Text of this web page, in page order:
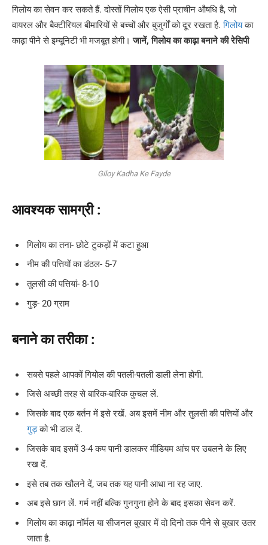
गिलोय का सेवन कर सकते हैं. दोस्तों गिलोय एक ऐसी प्राचीन औषधि है, जो
वायरल और बैक्टीरियल बीमारियों से बच्चों और बुजुर्गों को दूर रखता है.गिलोयका
काढ़ा पीने से इम्यूनिटी भी मजबूत होगी।जानें, गिलोय का काढ़ा बनाने की रेसिपी
Giloy Kadha Ke Fayde
आवश्यक सामग्री :
गिलोय का तना- छोटे टुकड़ों में कटा हुआ
नीम की पत्तियों का डंठल- 5-7
तुलसी की पत्तियां- 8-10
गुड़- 20 ग्राम
बनाने का तरीका :
सबसे पहले आपकों गियोल की पतली-पतली डाली लेना होगी.
जिसे अच्छी तरह से बारिक-बारिक कुचल लें.
जिसके बाद एक बर्तन में इसे रखें. अब इसमें नीम और तुलसी की पत्तियों और
गुड़को भी डाल दें.
जिसके बाद इसमें 3-4 कप पानी डालकर मीडियम आंच पर उबलने के लिए
रख दें.
इसे तब तक खौलने दें, जब तक यह पानी आधा ना रह जाए.
अब इसे छान लें. गर्म नहीं बल्कि गुनगुना होने के बाद इसका सेवन करें.
गिलोय का काढ़ा नॉर्मल या सीजनल बुखार में दो दिनो तक पीने से बुखार उतर
जाता है.